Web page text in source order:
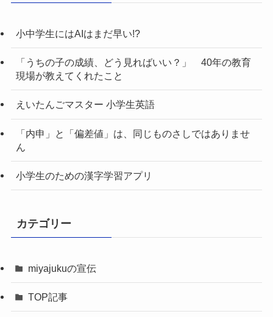
小中学生にはAIはまだ早い!?
「うちの子の成績、どう見ればいい？」 40年の教育
現場が教えてくれたこと
えいたんごマスター 小学生英語
「内申」と「偏差値」は、同じものさしではありませ
ん
小学生のための漢字学習アプリ
カテゴリー
miyajukuの宣伝
TOP記事